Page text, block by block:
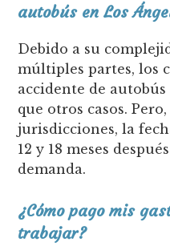
autobús en Los
Debido a su
múltiples partes, los
accidente de
que otros casos.
jurisdicciones, la
12 y 18 meses
demanda.
¿Cómo pago mis
trabajar?